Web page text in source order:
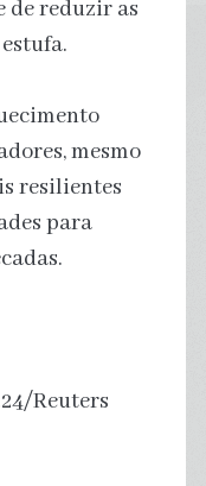
de reduzir as
mesmo
resilientes
para
Reuters